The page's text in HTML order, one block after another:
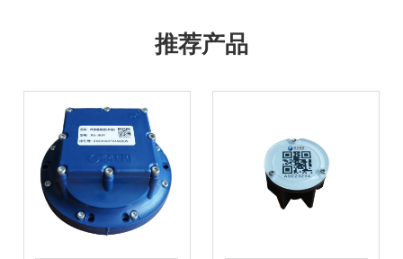
推荐产品